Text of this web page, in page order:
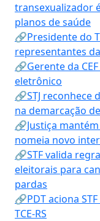
transexualizador
planos de saúde
🔗Presidente do
representantes
🔗Gerente da
eletrônico
🔗STJ reconhece
na demarcação
🔗Justiça
nomeia novo
🔗STF valida
eleitorais para
pardas
🔗PDT aciona
TCE-RS